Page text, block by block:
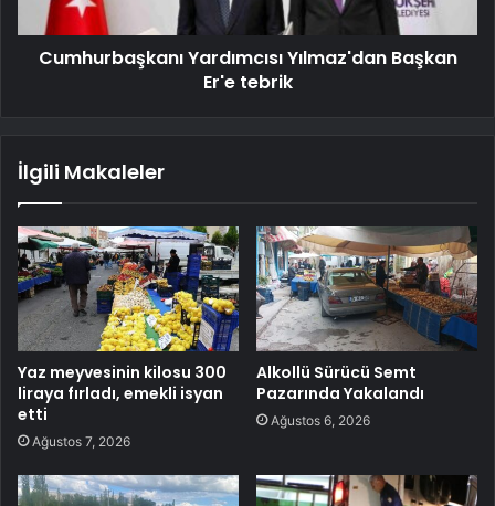
Cumhurbaşkanı Yardımcısı Yılmaz'dan Başkan
Er'e tebrik
İlgili Makaleler
Yaz meyvesinin kilosu 300
liraya fırladı, emekli isyan
etti
Ağustos 7, 2026
Alkollü Sürücü Semt
Pazarında Yakalandı
Ağustos 6, 2026